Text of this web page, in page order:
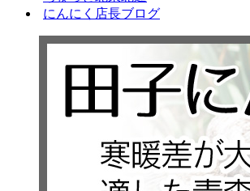
にんにく店長ブログ